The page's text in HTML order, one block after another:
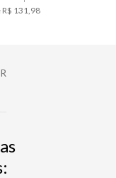
R$ 131,98